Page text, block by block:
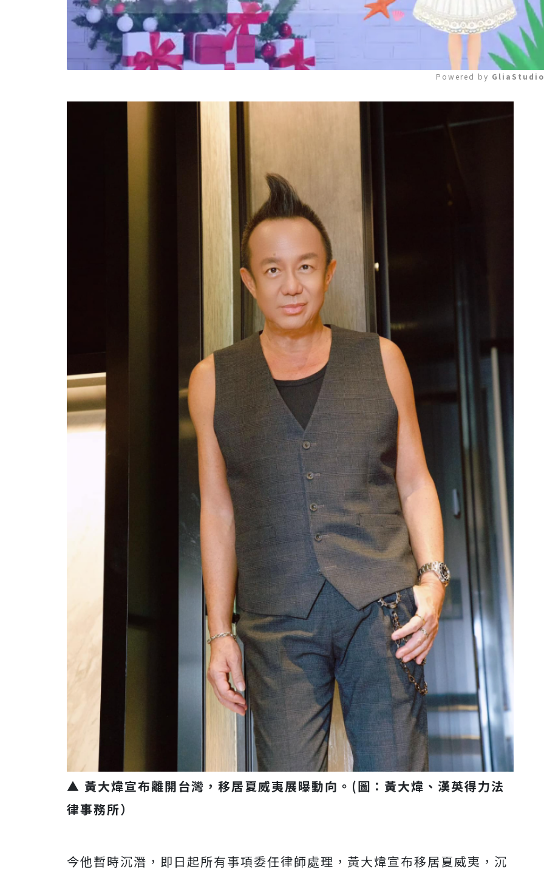
Powered by
▲ 黃大煒宣布離開台灣，移居夏威夷展曝動向。(圖：黃大煒、漢英得力法
律事務所）
今他暫時沉潛，即日起所有事項委任律師處理， 黃大煒宣布移居夏威夷，沉